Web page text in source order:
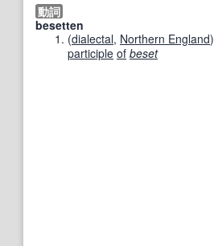
動詞
besetten
(dialectal, Northern England)
participle of beset